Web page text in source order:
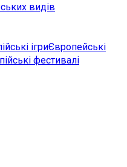
видів
ігриЄвропейські
фестивалі